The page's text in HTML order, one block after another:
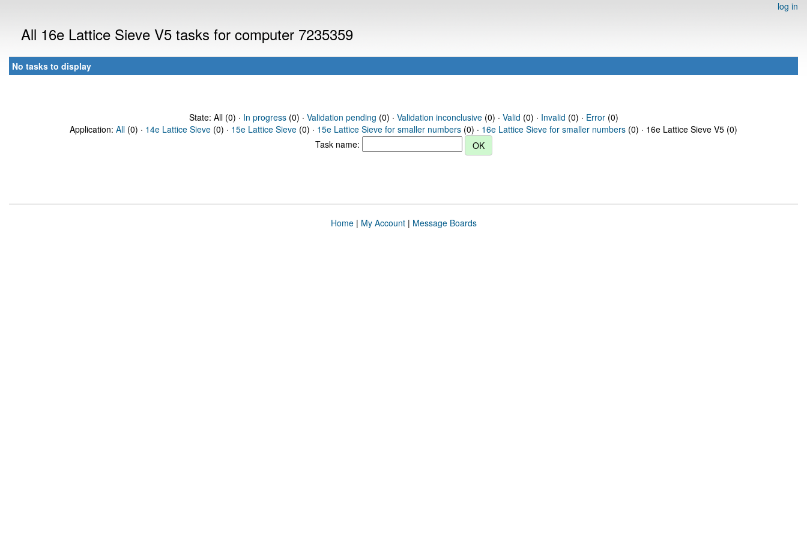
log in
All 16e Lattice Sieve V5 tasks for computer 7235359
No tasks to display
State: All (0) · In progress(0) · Validation pending (0) · Validation inconclusive(0) · Valid (0) · Invalid (0) · Error(0)
Application: All (0) · 14e Lattice Sieve (0) · 15e Lattice Sieve (0) · 15e Lattice Sieve for smaller numbers (0) · 16e Lattice Sieve for smaller numbers (0) · 16e Lattice Sieve V5 (0)
Task name:
Home| My Account| Message Boards